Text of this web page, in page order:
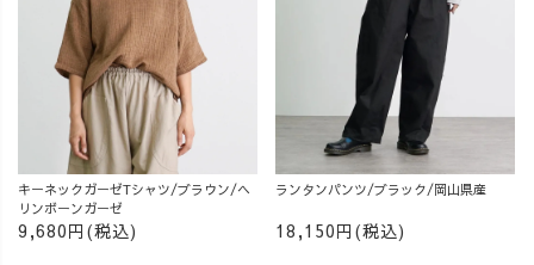
キーネックガーゼTシャツ/ブラウン/ヘ
リンボーンガーゼ
9,680円(税込)
ランタンパンツ/ブラック/岡山県産
18,150円(税込)